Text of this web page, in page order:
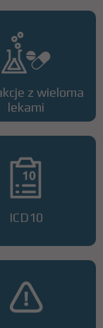
z wieloma
lekami
ICD10